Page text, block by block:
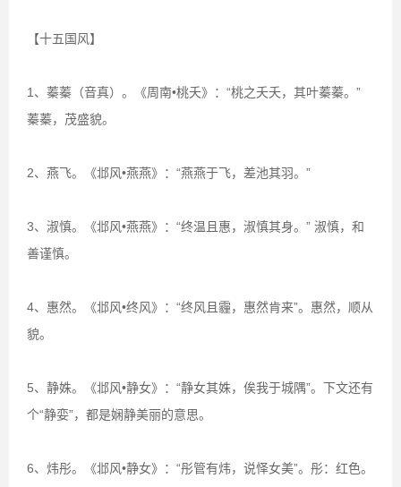
【十五国风】
1、蓁蓁（音真）。《周南•桃夭》：“桃之夭夭，其叶蓁蓁。”
蓁蓁，茂盛貌。
2、燕飞。《邶风•燕燕》：“燕燕于飞，差池其羽。”
3、淑慎。《邶风•燕燕》：“终温且惠，淑慎其身。” 淑慎，和
善谨慎。
4、惠然。《邶风•终风》：“终风且霾，惠然肯来”。惠然，顺从
貌。
5、静姝。《邶风•静女》：“静女其姝，俟我于城隅”。下文还有
个“静娈”，都是娴静美丽的意思。
6、炜彤。《邶风•静女》：“彤管有炜，说怿女美”。彤：红色。